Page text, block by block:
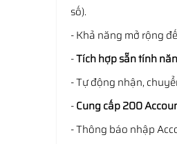
số).
- Khả năng mở rộng
-Tích hợp sẵn tính
- Tự động nhận,
-Cung cấp 200
- Thông báo nhập